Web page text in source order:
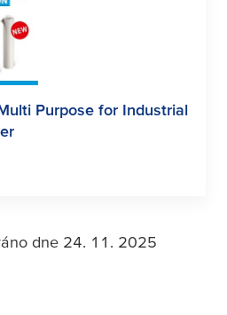
Purpose for Industrial
dne 24. 11. 2025